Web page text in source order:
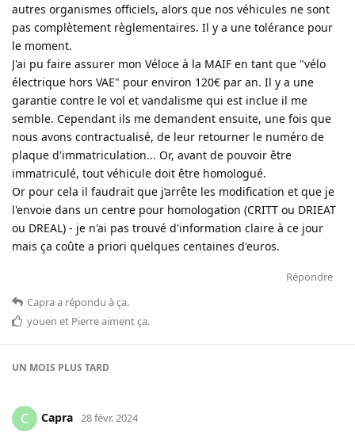
autres organismes officiels, alors que nos véhicules ne sont
pas complètement règlementaires. Il y a une tolérance pour
le moment.
J'ai pu faire assurer mon Véloce à la MAIF en tant que "vélo
électrique hors VAE" pour environ 120€ par an. Il y a une
garantie contre le vol et vandalisme qui est inclue il me
semble. Cependant ils me demandent ensuite, une fois que
nous avons contractualisé, de leur retourner le numéro de
plaque d'immatriculation... Or, avant de pouvoir être
immatriculé, tout véhicule doit être homologué.
Or pour cela il faudrait que j’arrête les modification et que je
l'envoie dans un centre pour homologation (CRITT ou DRIEAT
ou DREAL) - je n'ai pas trouvé d'information claire à ce jour
mais ça coûte a priori quelques centaines d'euros.
Répondre
Capraa répondu à ça.
youen et Pierreaiment ça.
UN MOIS PLUS TARD
C Capra 28 févr. 2024